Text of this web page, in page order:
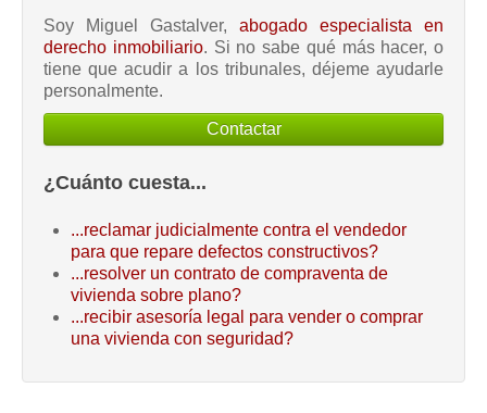
Soy Miguel Gastalver, abogado especialista en
derecho inmobiliario. Si no sabe qué más hacer, o
tiene que acudir a los tribunales, déjeme ayudarle
personalmente.
Contactar
¿Cuánto cuesta...
...reclamar judicialmente contra el vendedor
para que repare defectos constructivos?
...resolver un contrato de compraventa de
vivienda sobre plano?
...recibir asesoría legal para vender o comprar
una vivienda con seguridad?